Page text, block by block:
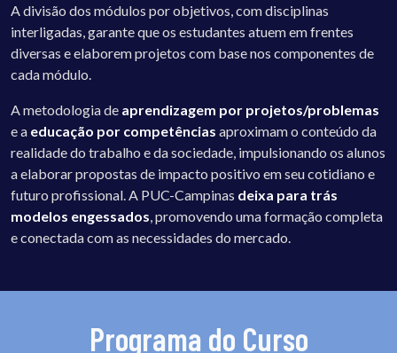
A divisão dos módulos por objetivos, com disciplinas
interligadas, garante que os estudantes atuem em frentes
diversas e elaborem projetos com base nos componentes de
cada módulo.
A metodologia de aprendizagem por projetos/problemas
e a educação por competências aproximam o conteúdo da
realidade do trabalho e da sociedade, impulsionando os alunos
a elaborar propostas de impacto positivo em seu cotidiano e
futuro profissional. A PUC-Campinas deixa para trás
modelos engessados , promovendo uma formação completa
e conectada com as necessidades do mercado.
Programa do Curso